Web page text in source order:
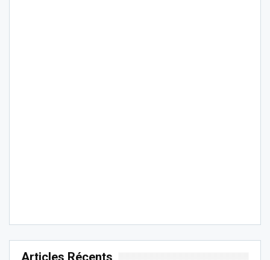
Articles Récents